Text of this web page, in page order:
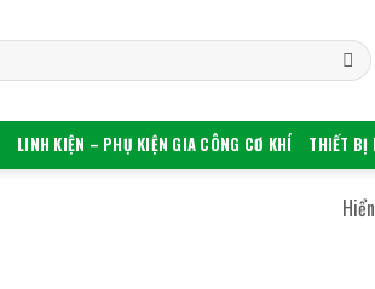
LINH KIỆN – PHỤ KIỆN GIA CÔNG CƠ KHÍ THIẾT BỊ